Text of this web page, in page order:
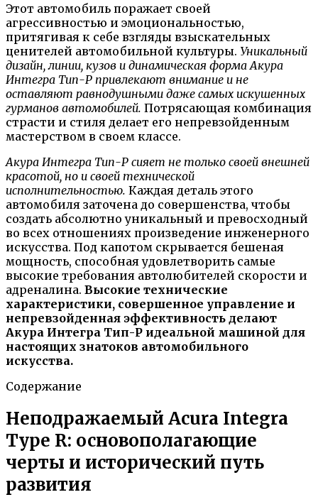
Этот автомобиль поражает своей
агрессивностью и эмоциональностью,
притягивая к себе взгляды взыскательных
ценителей автомобильной культуры. Уникальный
дизайн, линии, кузов и динамическая форма Акура
Интегра Тип-Р привлекают внимание и не
оставляют равнодушными даже самых искушенных
гурманов автомобилей. Потрясающая комбинация
страсти и стиля делает его непревзойденным
мастерством в своем классе.
Акура Интегра Тип-Р сияет не только своей внешней
красотой, но и своей технической
исполнительностью. Каждая деталь этого
автомобиля заточена до совершенства, чтобы
создать абсолютно уникальный и превосходный
во всех отношениях произведение инженерного
искусства. Под капотом скрывается бешеная
мощность, способная удовлетворить самые
высокие требования автолюбителей скорости и
адреналина. Высокие технические
характеристики, совершенное управление и
непревзойденная эффективность делают
Акура Интегра Тип-Р идеальной машиной для
настоящих знатоков автомобильного
искусства.
Содержание
Неподражаемый Acura Integra
Type R: основополагающие
черты и исторический путь
развития